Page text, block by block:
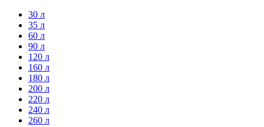
30 л
35 л
60 л
90 л
120 л
160 л
180 л
200 л
220 л
240 л
260 л